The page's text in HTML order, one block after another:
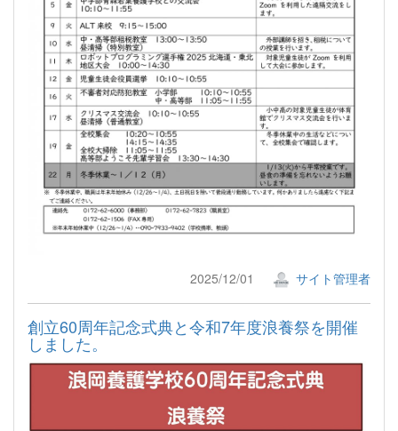
2025/12/01 サイト管理者
創立60周年記念式典と令和7年度浪養祭を開催
しました。